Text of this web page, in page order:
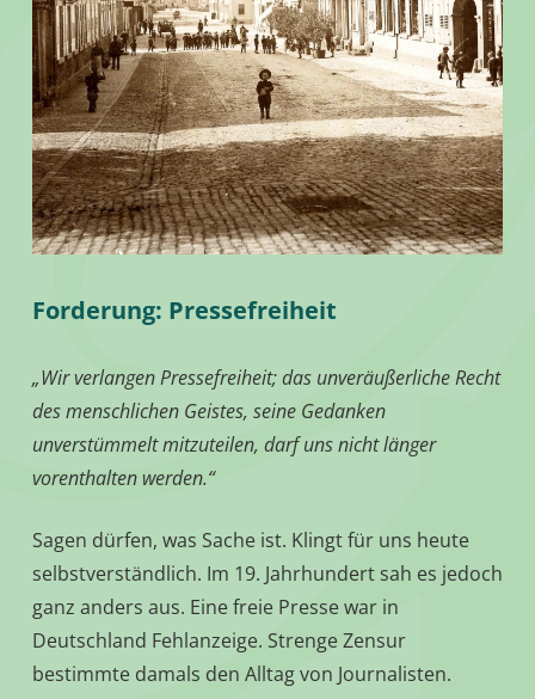
Forderung: Pressefreiheit
„Wir verlangen Pressefreiheit; das unveräußerliche Recht
des menschlichen Geistes, seine Gedanken
unverstümmelt mitzuteilen, darf uns nicht länger
vorenthalten werden.“
Sagen dürfen, was Sache ist. Klingt für uns heute
selbstverständlich. Im 19. Jahrhundert sah es jedoch
ganz anders aus. Eine freie Presse war in
Deutschland Fehlanzeige. Strenge Zensur
bestimmte damals den Alltag von Journalisten.